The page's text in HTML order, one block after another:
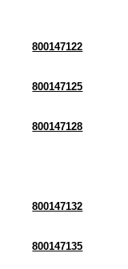
800147122
800147125
800147128
800147132
800147135